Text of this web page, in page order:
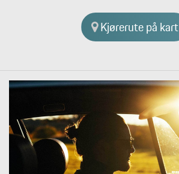
Kjørerute på kart